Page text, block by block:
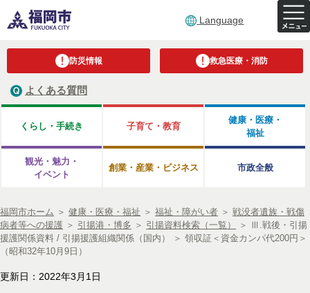
Language
防災情報 救急医療・消防
よくある質問
くらし・手続き 子育て・教育
健康・医療・
福祉
観光・魅力・
イベント
創業・産業・ビジネス 市政全般
福岡市ホーム ＞ 健康・医療・福祉 ＞ 福祉・障がい者 ＞ 戦没者遺族・戦傷
病者等への援護 ＞ 引揚港・博多 ＞ 引揚資料検索（一覧） ＞
Ⅲ.戦後・引揚
援護関係資料 / 引揚援護組織関係（国内）
＞ 領収証＜資金カンパ代200円＞
（昭和32年10月9日）
更新日：2022年3月1日